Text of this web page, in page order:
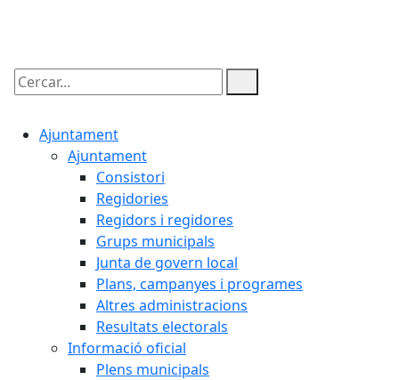
Cercar:
Ajuntament
Ajuntament
Consistori
Regidories
Regidors i regidores
Grups municipals
Junta de govern local
Plans, campanyes i programes
Altres administracions
Resultats electorals
Informació oficial
Plens municipals